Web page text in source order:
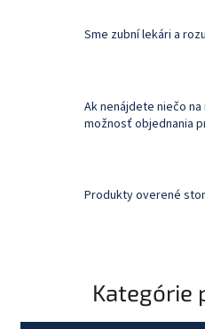
Sme zubní lekári a
Ak nenájdete niečo
možnosť objednania
Produkty overené
Kategórie